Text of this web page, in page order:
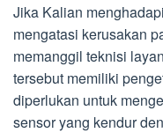
Jika Kalian
mengatasi kerusakan
memanggil teknisi
tersebut memiliki
diperlukan untuk
sensor yang kendur